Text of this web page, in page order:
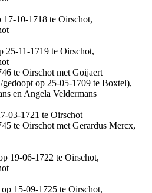
17-10-1718 te Oirschot,
25-11-1719 te Oirschot,
te Oirschot met Goijaert
gedoopt op 25-05-1709 te Boxtel),
en Angela Veldermans
03-1721 te Oirschot
te Oirschot met Gerardus Mercx,
19-06-1722 te Oirschot,
15-09-1725 te Oirschot,